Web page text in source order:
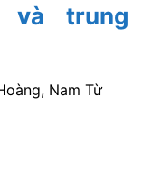
và trung
Nam Từ